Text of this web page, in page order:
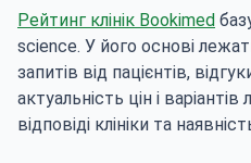
Рейтинг клінік Bookimed
science. У його основі
запитів від пацієнтів,
актуальність цін і
відповіді клініки та